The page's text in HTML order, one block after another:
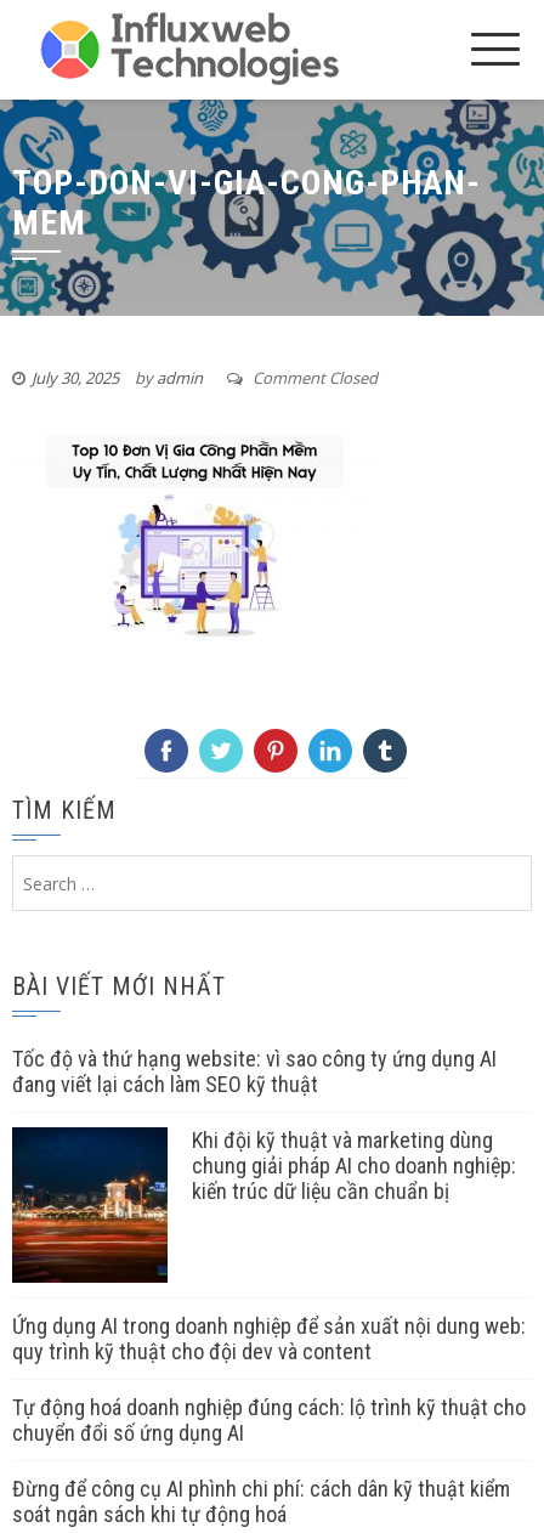
content
TOP-DON-VI-GIA-CONG-PHAN-
MEM
July 30, 2025 byadmin Comment Closed
TÌM KIẾM
BÀI VIẾT MỚI NHẤT
Tốc độ và thứ hạng website: vì sao công ty ứng dụng AI
đang viết lại cách làm SEO kỹ thuật
Khi đội kỹ thuật và marketing dùng
chung giải pháp AI cho doanh nghiệp:
kiến trúc dữ liệu cần chuẩn bị
Ứng dụng AI trong doanh nghiệp để sản xuất nội dung web:
quy trình kỹ thuật cho đội dev và content
Tự động hoá doanh nghiệp đúng cách: lộ trình kỹ thuật cho
chuyển đổi số ứng dụng AI
Đừng để công cụ AI phình chi phí: cách dân kỹ thuật kiểm
soát ngân sách khi tự động hoá